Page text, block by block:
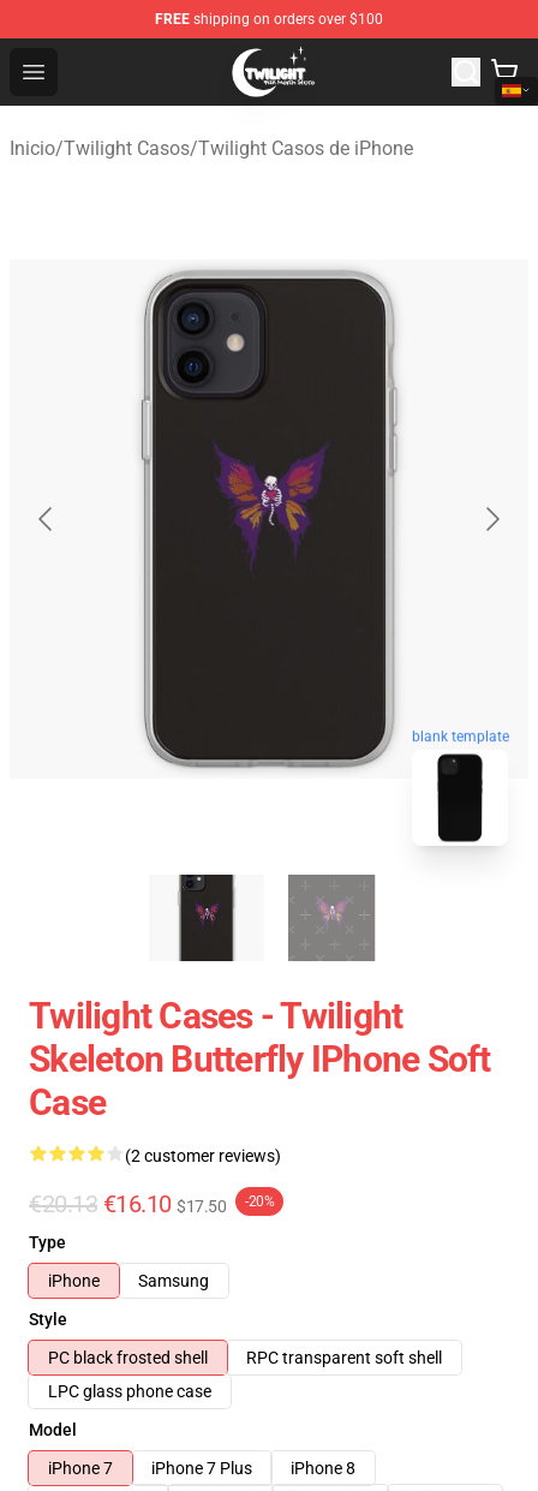
FREE shipping on orders over $100
Open menu
Twilight Store - Official Twilight Merchandise Shop
Inicio/Twilight Casos/Twilight Casos de iPhone
blank template
Twilight Cases - Twilight
Skeleton Butterfly IPhone Soft
Case
(2 customer reviews)
€20.13 €16.10 $17.50 -20%
Type
iPhone
Samsung
Style
PC black frosted shell
RPC transparent soft shell
LPC glass phone case
Model
iPhone 7
iPhone 7 Plus
iPhone 8